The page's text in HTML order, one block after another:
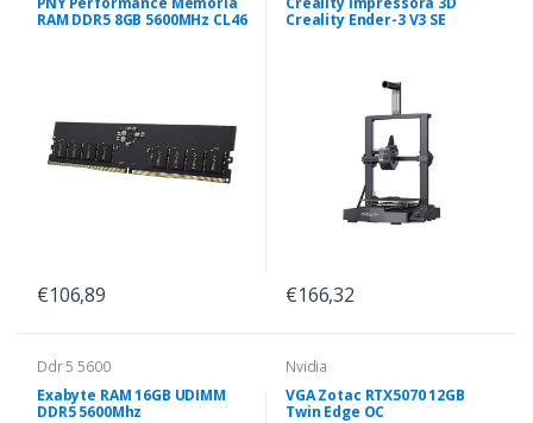
RAM DDR5 8GB 5600MHz CL46
€106,89
Creality Ender-3 V3 SE
€166,32
Ddr 5 5600
Exabyte RAM 16GB UDIMM
DDR5 5600Mhz
Nvidia
VGA Zotac RTX5070 12GB
Twin Edge OC